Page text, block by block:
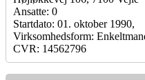
Ansatte: 0
Startdato: 01. oktober 1990,
Virksomhedsform:
CVR: 14562796